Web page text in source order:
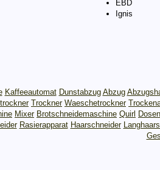
EBD
Ignis
Kaffeeautomat Dunstabzug Abzug
Trockner Waeschetrockner
Mixer Brotschneidemaschine Quirl
Rasierapparat Haarschneider